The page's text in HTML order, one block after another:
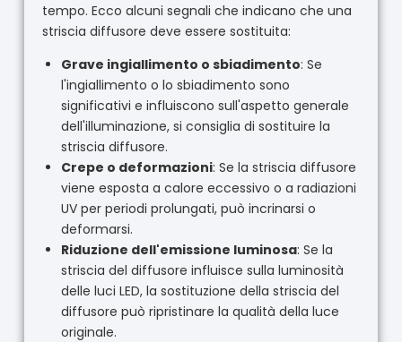
tempo. Ecco alcuni segnali che indicano che una
striscia diffusore deve essere sostituita:
Grave ingiallimento o sbiadimento: Se
l'ingiallimento o lo sbiadimento sono
significativi e influiscono sull'aspetto generale
dell'illuminazione, si consiglia di sostituire la
striscia diffusore.
Crepe o deformazioni: Se la striscia diffusore
viene esposta a calore eccessivo o a radiazioni
UV per periodi prolungati, può incrinarsi o
deformarsi.
Riduzione dell'emissione luminosa: Se la
striscia del diffusore influisce sulla luminosità
delle luci LED, la sostituzione della striscia del
diffusore può ripristinare la qualità della luce
originale.